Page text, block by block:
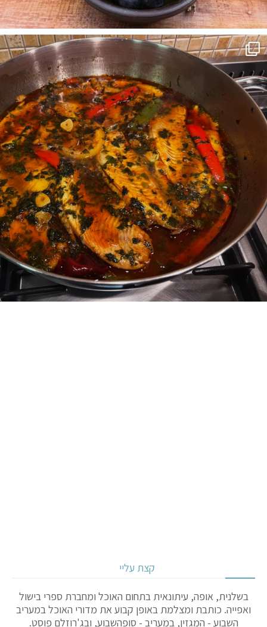
קצת עליי
בשלנית, אופה, עיתונאית בתחום האוכל ומחברת ספרי בישול
ואפייה. כותבת ומצלמת באופן קבוע את מדורי האוכל במעריב
השבוע - המגזין, במעריב - סופהשבוע, ובג'רוזלם פוסט.